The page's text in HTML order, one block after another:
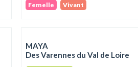
Femelle
Vivant
MAYA
Des Varennes du Val de Loire